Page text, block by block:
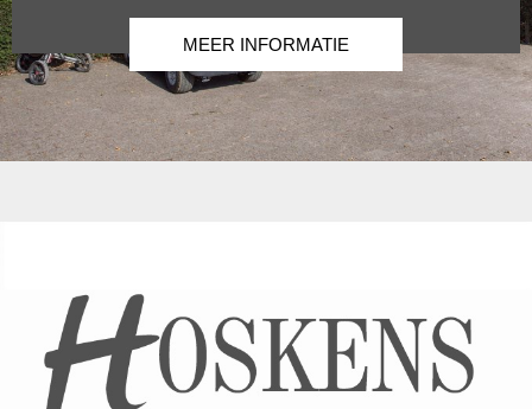
MEER INFORMATIE